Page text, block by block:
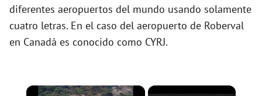
diferentes aeropuertos del mundo usando solamente
cuatro letras. En el caso del aeropuerto de Roberval
en Canadá es conocido como CYRJ.
×